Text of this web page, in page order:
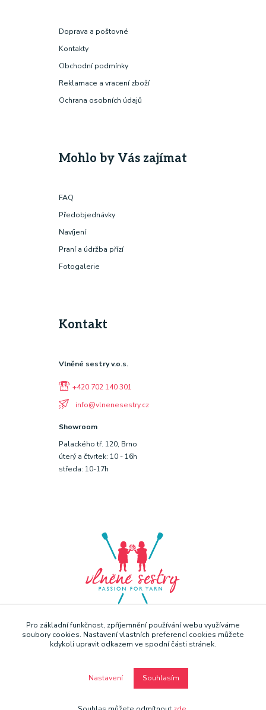
Doprava a poštovné
Kontakty
Obchodní podmínky
Reklamace a vracení zboží
Ochrana osobních údajů
Mohlo by Vás zajímat
FAQ
Předobjednávky
Navíjení
Praní a údržba přízí
Fotogalerie
Kontakt
Vlněné sestry v.o.s.
+420 702 140 301
info@vlnenesestry.cz
Showroom
Palackého tř. 120, Brno
úterý a čtvrtek: 10 - 16h
středa: 10-17h
Pro základní funkčnost, zpříjemnění používání webu využíváme
soubory cookies. Nastavení vlastních preferencí cookies můžete
kdykoli upravit odkazem ve spodní části stránek.
Nastavení Souhlasím